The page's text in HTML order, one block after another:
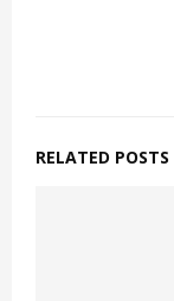
RELATED POSTS